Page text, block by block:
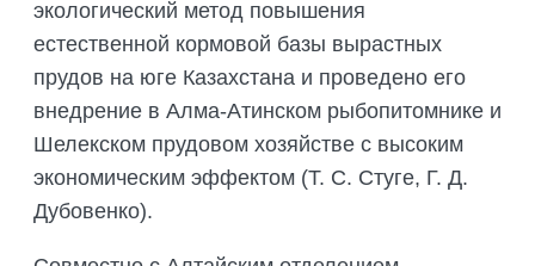
экологический метод повышения
естественной кормовой базы вырастных
прудов на юге Казахстана и проведено его
внедрение в Алма-Атинском рыбопитомнике и
Шелекском прудовом хозяйстве с высоким
экономическим эффектом (Т. С. Стуге, Г. Д.
Дубовенко).